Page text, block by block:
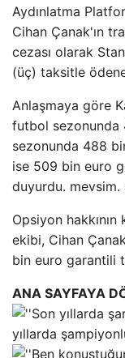
Aydınlatma
Cihan Çanak'ın
cezası olarak
(üç) taksitle
Anlaşmaya göre
futbol
sezonunda 488
ise 509 bin euro
duyurdu.
Opsiyon
ekibi, Cihan
bin euro garantili
ANA SAYFAYA
yıllarda